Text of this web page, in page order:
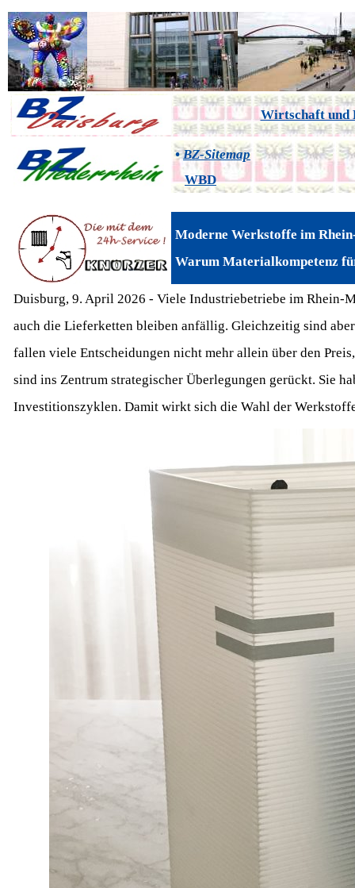
Wirtschaft und
•BZ-Sitemap
WBD
Moderne Werkstoffe im
Warum Materialkompetenz
Duisburg, 9. April 2026 - Viele Industriebetriebe im Rhein-
auch die Lieferketten bleiben anfällig. Gleichzeitig sind
fallen viele Entscheidungen nicht mehr allein über den
sind ins Zentrum strategischer Überlegungen gerückt. Sie
Investitionszyklen. Damit wirkt sich die Wahl der